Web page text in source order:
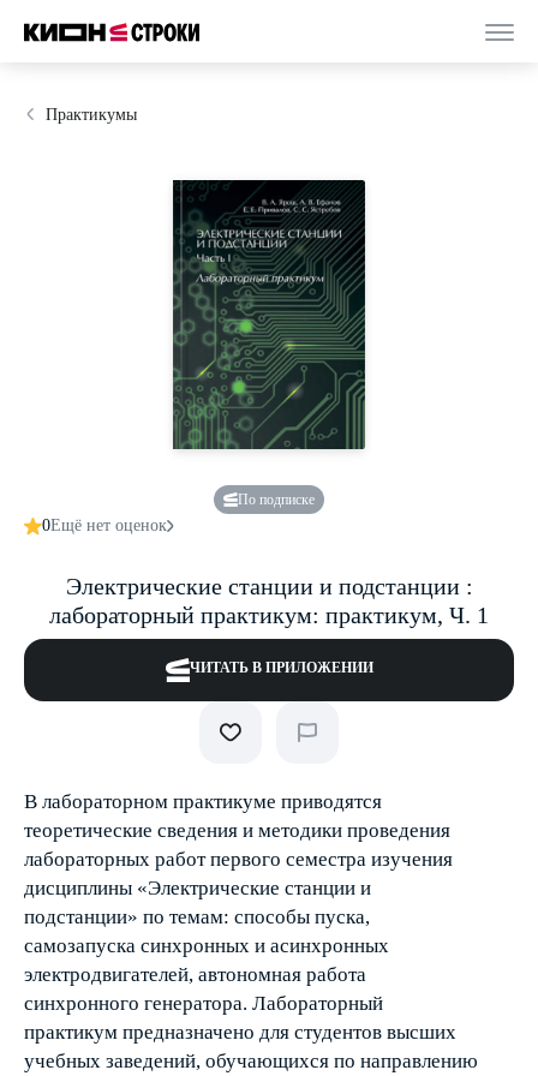
Практикумы
По подписке
0Ещё нет оценок
Электрические станции и подстанции :
лабораторный практикум: практикум, Ч. 1
ЧИТАТЬ В ПРИЛОЖЕНИИ
В лабораторном практикуме приводятся
теоретические сведения и методики проведения
лабораторных работ первого семестра изучения
дисциплины «Электрические станции и
подстанции» по темам: способы пуска,
самозапуска синхронных и асинхронных
электродвигателей, автономная работа
синхронного генератора. Лабораторный
практикум предназначено для студентов высших
учебных заведений, обучающихся по направлению